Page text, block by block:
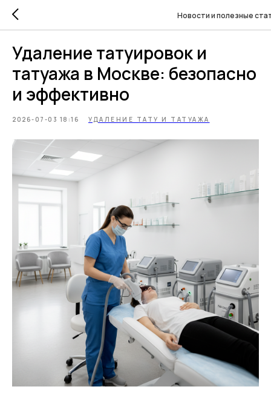
Новости и полезные
Удаление татуировок и
татуажа в Москве: безопасно
и эффективно
2026-07-03 18:16 УДАЛЕНИЕ ТАТУ И ТАТУАЖА